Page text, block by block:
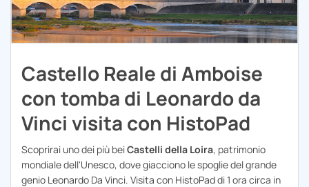
Castello Reale di Amboise
con tomba di Leonardo da
Vinci visita con HistoPad
Scoprirai uno dei più beiCastelli della Loira, patrimonio
mondiale dell'Unesco, dove giacciono le spoglie del grande
genio Leonardo Da Vinci. Visita con HistoPad di 1 ora circa in